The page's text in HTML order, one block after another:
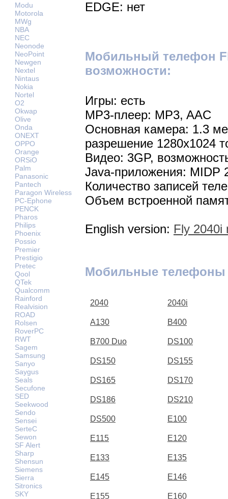
Modu
Motorola
MWg
NBA
NEC
Neonode
NeoPoint
Newgen
Nextel
Nintaus
Nokia
Nortel
O2
Okwap
Olive
Onda
ONEXT
OPPO
Orange
ORSiO
Palm
Panasonic
Pantech
Paragon Wireless
PC-Ephone
PENCK
Pharos
Philips
Phoenix
Possio
Premier
Prestigio
Pretec
Qool
QTek
Qualcomm
Rainford
Realvision
ROAD
Rolsen
RoverPC
RWT
Sagem
Samsung
Sanyo
Saygus
Seals
Secufone
SED
Seekwood
Sendo
Sensei
SerteC
Sewon
SF Alert
Sharp
Shensun
Siemens
Sierra
Sitronics
SKY
EDGE: нет
Мобильный телефон
возможности:
Игры: есть
MP3-плеер: MP3, AAC
Основная камера: 1.3
разрешение 1280х1024
Видео: 3GP,
Java-приложения: MIDP
Количество записей
Объем встроенной
English version: Fly 2040i
Мобильные телефоны
2040 2040i
A130 B400
B700 Duo DS100
DS150 DS155
DS165 DS170
DS186 DS210
DS500 E100
E115 E120
E133 E135
E145 E146
E155 E160